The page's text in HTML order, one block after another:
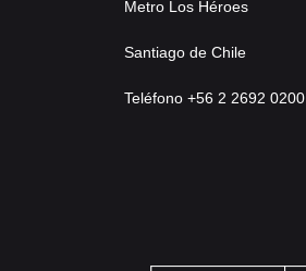
Metro Los Héroes
Santiago de Chile
Teléfono +56 2 2692 0200